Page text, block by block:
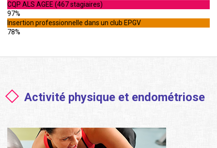
CQP ALS AGEE (467 stagiaires)
97%
Insertion professionnelle dans un club EPGV
78%
Activité physique et endométriose